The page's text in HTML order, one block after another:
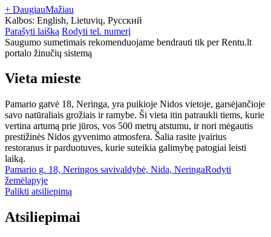
+ DaugiauMažiau
Kalbos: English, Lietuvių, Русский
Parašyti laišką Rodyti tel. numerį
Saugumo sumetimais rekomenduojame bendrauti tik per Rentu.lt
portalo žinučių sistemą
Vieta mieste
Pamario gatvė 18, Neringa, yra puikioje Nidos vietoje, garsėjančioje
savo natūraliais grožiais ir ramybe. Ši vieta itin patraukli tiems, kurie
vertina artumą prie jūros, vos 500 metrų atstumu, ir nori mėgautis
prestižinės Nidos gyvenimo atmosfera. Šalia rasite įvairius
restoranus ir parduotuves, kurie suteikia galimybę patogiai leisti
laiką.
Pamario g. 18, Neringos savivaldybė, Nida, NeringaRodyti
žemėlapyje
Palikti atsiliepimą
Atsiliepimai